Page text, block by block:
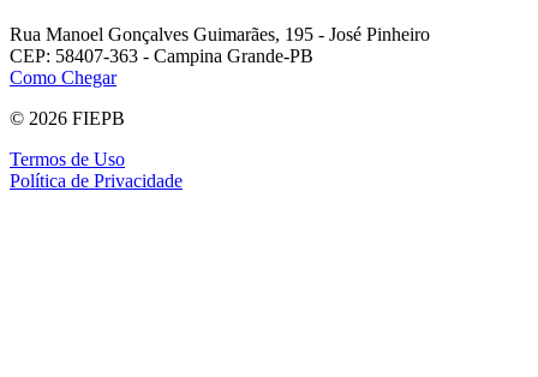
Rua Manoel Gonçalves Guimarães, 195 - José Pinheiro
CEP: 58407-363 - Campina Grande-PB
Como Chegar
© 2026 FIEPB
Termos de Uso
Política de Privacidade